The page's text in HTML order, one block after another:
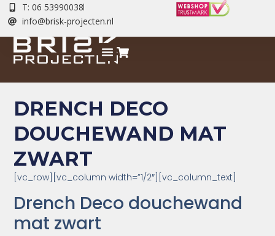
T: 06 53990038
info@brisk-projecten.nl
DRENCH DECO
DOUCHEWAND MAT
ZWART
[vc_row][vc_column width=”1/2″][vc_column_text]
Drench Deco douchewand
mat zwart